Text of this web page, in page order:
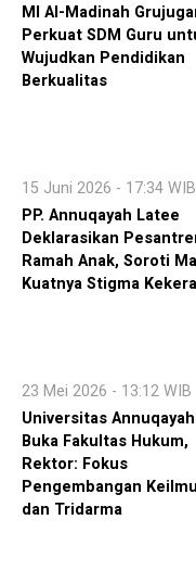
MI Al-Madinah
Perkuat SDM Guru
Wujudkan Pendidikan
Berkualitas
15 Juni 2026 - 17:34 WIB
PP. Annuqayah Latee
Deklarasikan
Ramah Anak, Soroti
Kuatnya Stigma
23 Mei 2026 - 13:12 WIB
Universitas Annuqayah
Buka Fakultas Hukum,
Rektor: Fokus
Pengembangan
dan Tridarma